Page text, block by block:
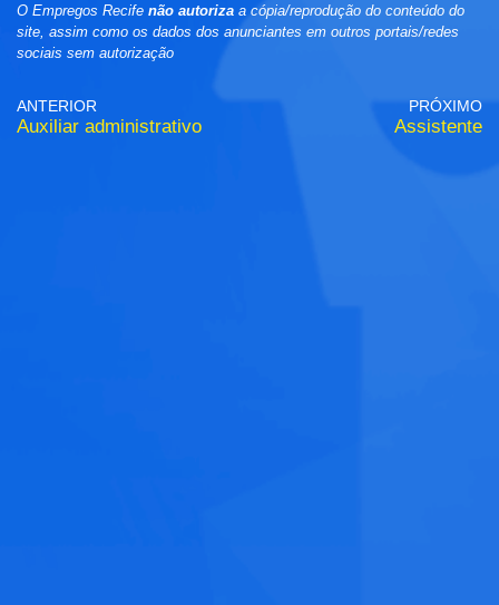
O Empregos Recife não autoriza a cópia/reprodução do conteúdo do
site, assim como os dados dos anunciantes em outros portais/redes
sociais sem autorização
ANTERIOR
Auxiliar administrativo
PRÓXIMO
Assistente